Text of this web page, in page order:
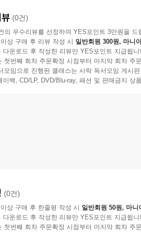
(0건)
의 우수리뷰를 선정하여 YES포인트 3만원을 드
상 구매 후 리뷰 작성 시 일반회원 300원, 마니
다운로드 후 작성한 리뷰만 YES포인트 지급됩니
첫번째 회차 주문확정 시점부터 마지막 회차 주
모임으로 진행된 클래스는 사락 독서모임 게시
이백, CD/LP, DVD/Blu-ray, 패션 및 판매금지 상
(0건)
상 구매 후 한줄평 작성 시 일반회원 50원, 마니
다운로드 후 작성한 리뷰만 YES포인트 지급됩니
첫번째 회차 주문확정 시점부터 마지막 회차 주